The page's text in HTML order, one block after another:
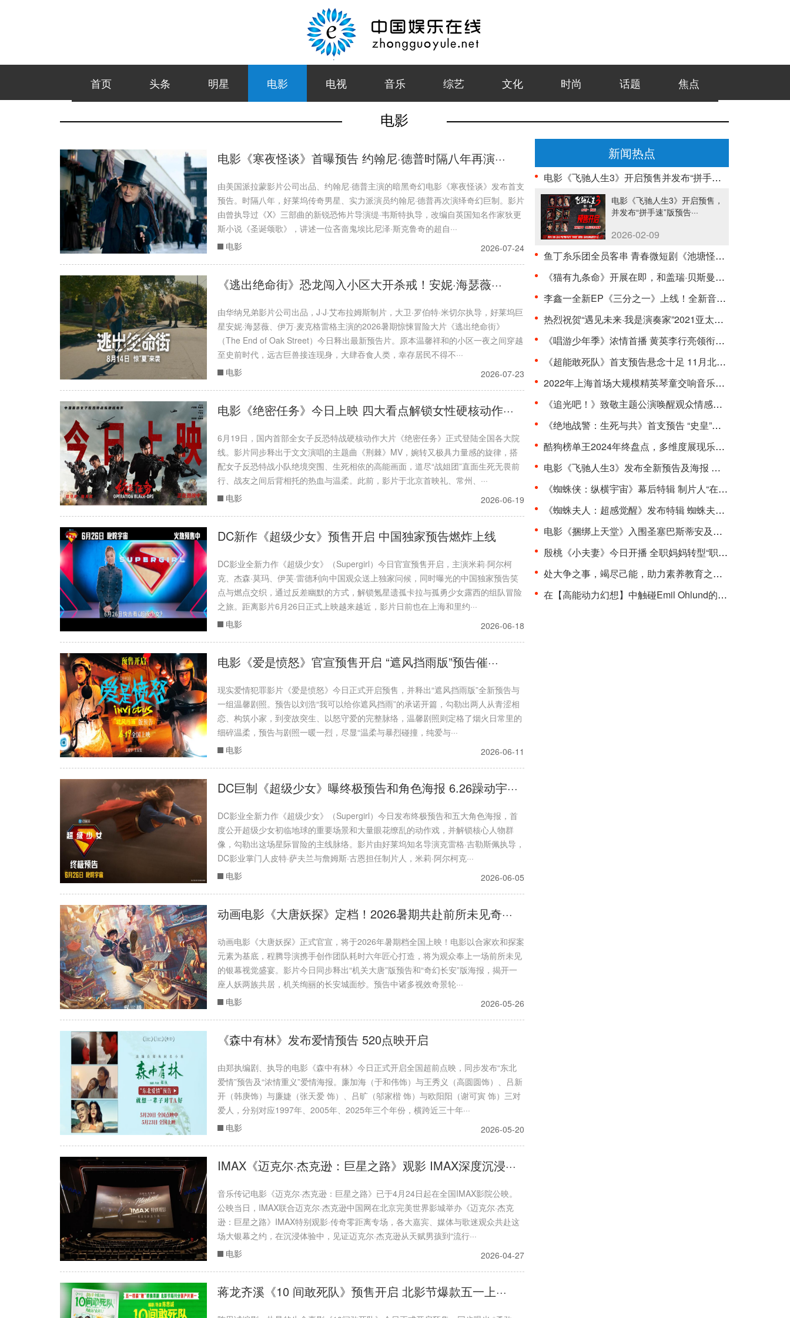
首页 头条 明星 电影 电视 音乐 综艺 文化 时尚 话题 焦点
电影
电影《寒夜怪谈》首曝预告 约翰尼·德普时隔八年再演···
由美国派拉蒙影片公司出品、约翰尼·德普主演的暗黑奇幻电影《寒夜怪谈》发布首支
预告。时隔八年，好莱坞传奇男星、实力派演员约翰尼·德普再次演绎奇幻巨制。影片
由曾执导过《X》三部曲的新锐恐怖片导演缇·韦斯特执导，改编自英国知名作家狄更
斯小说《圣诞颂歌》，讲述一位吝啬鬼埃比尼泽·斯克鲁奇的超自···
电影
2026-07-24
《逃出绝命街》恐龙闯入小区大开杀戒！安妮·海瑟薇···
由华纳兄弟影片公司出品，J·J·艾布拉姆斯制片，大卫·罗伯特·米切尔执导，好莱坞巨
星安妮·海瑟薇、伊万·麦克格雷格主演的2026暑期惊悚冒险大片《逃出绝命街》
（The End of Oak Street）今日释出最新预告片。原本温馨祥和的小区一夜之间穿越
至史前时代，远古巨兽接连现身，大肆吞食人类，幸存居民不得不···
电影
2026-07-23
电影《绝密任务》今日上映 四大看点解锁女性硬核动作···
6月19日，国内首部全女子反恐特战硬核动作大片《绝密任务》正式登陆全国各大院
线。影片同步释出于文文演唱的主题曲《荆棘》MV，婉转又极具力量感的旋律，搭
配女子反恐特战小队绝境突围、生死相依的高能画面，道尽“战姐团”直面生死无畏前
行、战友之间后背相托的热血与温柔。此前，影片于北京首映礼、常州、···
电影
2026-06-19
DC新作《超级少女》预售开启 中国独家预告燃炸上线
DC影业全新力作《超级少女》（Supergirl）今日官宣预售开启，主演米莉·阿尔柯
克、杰森·莫玛、伊芙·雷德利向中国观众送上独家问候，同时曝光的中国独家预告笑
点与燃点交织，通过反差幽默的方式，解锁氪星遗孤卡拉与孤勇少女露西的组队冒险
之旅。距离影片6月26日正式上映越来越近，影片日前也在上海和里约···
电影
2026-06-18
电影《爱是愤怒》官宣预售开启 “遮风挡雨版”预告催···
现实爱情犯罪影片《爱是愤怒》今日正式开启预售，并释出“遮风挡雨版”全新预告与
一组温馨剧照。预告以刘浩“我可以给你遮风挡雨”的承诺开篇，勾勒出两人从青涩相
恋、构筑小家，到变故突生、以怒守爱的完整脉络，温馨剧照则定格了烟火日常里的
细碎温柔，预告与剧照一暖一烈，尽显“温柔与暴烈碰撞，纯爱与···
电影
2026-06-11
DC巨制《超级少女》曝终极预告和角色海报 6.26躁动宇···
DC影业全新力作《超级少女》（Supergirl）今日发布终极预告和五大角色海报，首
度公开超级少女初临地球的重要场景和大量眼花缭乱的动作戏，并解锁核心人物群
像，勾勒出这场星际冒险的主线脉络。影片由好莱坞知名导演克雷格·吉勒斯佩执导，
DC影业掌门人皮特·萨夫兰与詹姆斯·古恩担任制片人，米莉·阿尔柯克···
电影
2026-06-05
动画电影《大唐妖探》定档！2026暑期共赴前所未见奇···
动画电影《大唐妖探》正式官宣，将于2026年暑期档全国上映！电影以合家欢和探案
元素为基底，程腾导演携手创作团队耗时六年匠心打造，将为观众奉上一场前所未见
的银幕视觉盛宴。影片今日同步释出“机关大唐”版预告和“奇幻长安”版海报，揭开一
座人妖两族共居，机关绚丽的长安城面纱。预告中诸多视效奇景轮···
电影
2026-05-26
《森中有林》发布爱情预告 520点映开启
由郑执编剧、执导的电影《森中有林》今日正式开启全国超前点映，同步发布“东北
爱情”预告及“浓情重义”爱情海报。廉加海（于和伟饰）与王秀义（高圆圆饰）、吕新
开（韩庚饰）与廉婕（张天爱 饰）、吕旷（邬家楷 饰）与欧阳阳（谢可寅 饰）三对
爱人，分别对应1997年、2005年、2025年三个年份，横跨近三十年···
电影
2026-05-20
IMAX《迈克尔·杰克逊：巨星之路》观影 IMAX深度沉浸···
音乐传记电影《迈克尔·杰克逊：巨星之路》已于4月24日起在全国IMAX影院公映。
公映当日，IMAX联合迈克尔·杰克逊中国网在北京完美世界影城举办《迈克尔·杰克
逊：巨星之路》IMAX特别观影·传奇零距离专场，各大嘉宾、媒体与歌迷观众共赴这
场大银幕之约，在沉浸体验中，见证迈克尔·杰克逊从天赋男孩到“流行···
电影
2026-04-27
蒋龙齐溪《10 间敢死队》预售开启 北影节爆款五一上···
新闻热点
电影《飞驰人生3》开启预售并发布“拼手速”版预告 ···
电影《飞驰人生3》开启预售，
并发布“拼手速”版预告···
2026-02-09
鱼丁糸乐团全员客串 青春微短剧《池塘怪谈》今日正式···
《猫有九条命》开展在即，和盖瑞·贝斯曼一起进入奇···
李鑫一全新EP《三分之一》上线！全新音乐曲风，寻求···
热烈祝贺“遇见未来·我是演奏家”2021亚太国际器乐···
《唱游少年季》浓情首播 黄英李行亮领衔开启“印象式···
《超能敢死队》首支预告悬念十足 11月北美上映引期待···
2022年上海首场大规模精英琴童交响音乐会在东方艺术···
《追光吧！》致敬主题公演唤醒观众情感共鸣 杨和苏周···
《绝地战警：生死与共》首支预告 “史皇”回归破解···
酷狗榜单王2024年终盘点，多维度展现乐坛流行趋势
电影《飞驰人生3》发布全新预告及海报 沈腾组队豪华···
《蜘蛛侠：纵横宇宙》幕后特辑 制片人“在动画里一切···
《蜘蛛夫人：超感觉醒》发布特辑 蜘蛛夫人上演满级预···
电影《捆绑上天堂》入围圣塞巴斯蒂安及多伦多两大国···
殷桃《小夫妻》今日开播 全职妈妈转型“职场超人”品···
处大争之事，竭尽己能，助力素养教育之变革 “聚光少···
在【高能动力幻想】中触碰Emil Ohlund的电子记忆